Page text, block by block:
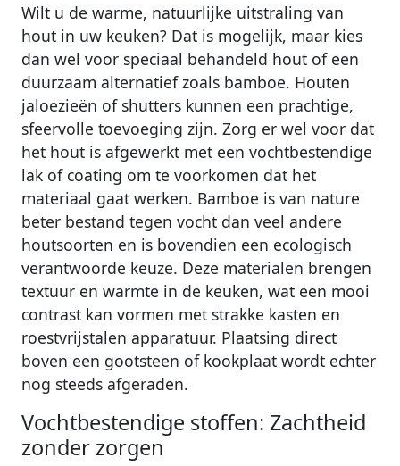
Wilt u de warme, natuurlijke uitstraling van
hout in uw keuken? Dat is mogelijk, maar kies
dan wel voor speciaal behandeld hout of een
duurzaam alternatief zoals bamboe. Houten
jaloezieën of shutters kunnen een prachtige,
sfeervolle toevoeging zijn. Zorg er wel voor dat
het hout is afgewerkt met een vochtbestendige
lak of coating om te voorkomen dat het
materiaal gaat werken. Bamboe is van nature
beter bestand tegen vocht dan veel andere
houtsoorten en is bovendien een ecologisch
verantwoorde keuze. Deze materialen brengen
textuur en warmte in de keuken, wat een mooi
contrast kan vormen met strakke kasten en
roestvrijstalen apparatuur. Plaatsing direct
boven een gootsteen of kookplaat wordt echter
nog steeds afgeraden.
Vochtbestendige stoffen: Zachtheid
zonder zorgen